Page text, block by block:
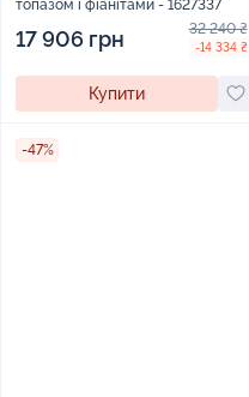
топазом і фіанітами - 1627337
17 906 грн 32 240 ₴
-14 334 ₴
Купити
-47%